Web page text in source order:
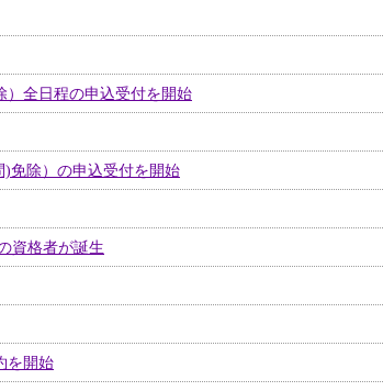
）全日程の申込受付を開始
免除）の申込受付を開始
資格者が誕生
を開始